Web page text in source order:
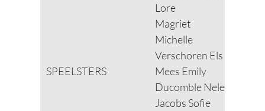
SPEELSTERS
Lore
Magriet
Michelle
Verschoren Els
Mees Emily
Ducomble Nele
Jacobs Sofie